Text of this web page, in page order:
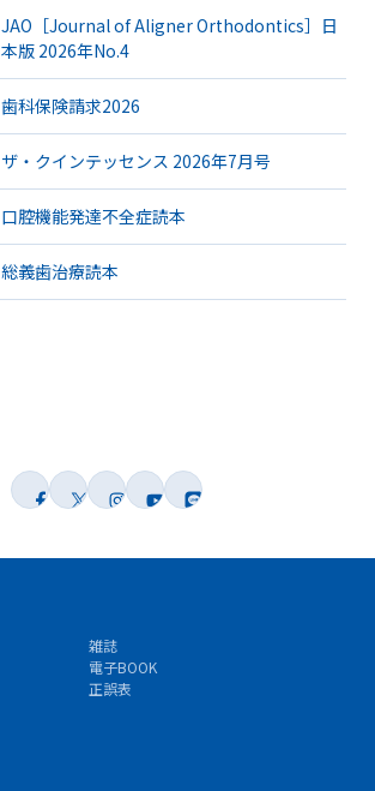
JAO［Journal of Aligner Orthodontics］日
本版 2026年No.4
歯科保険請求2026
ザ・クインテッセンス 2026年7月号
口腔機能発達不全症読本
総義歯治療読本
雑誌
電子BOOK
正誤表